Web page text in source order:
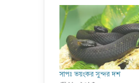
সাপঃ ভয়ংকর সুন্দর দশ